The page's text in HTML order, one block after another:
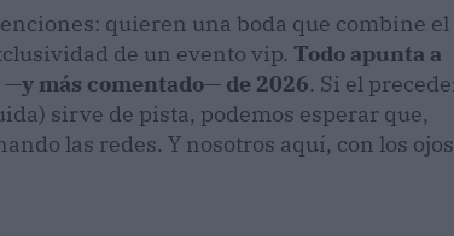
quieren una boda que combine el
de un evento vip. Todo apunta a
más comentado— de 2026. Si el
sirve de pista, podemos esperar que,
las redes. Y nosotros aquí, con los ojos